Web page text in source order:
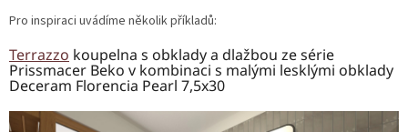
Pro inspiraci uvádíme několik příkladů:
Terrazzo koupelna s obklady a dlažbou ze série
Prissmacer Beko v kombinaci s malými lesklými obklady
Deceram Florencia Pearl 7,5x30